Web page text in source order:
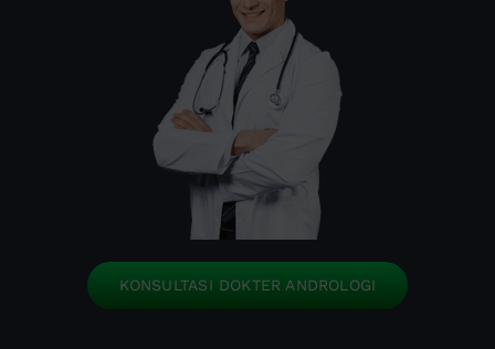
KONSULTASI DOKTER ANDROLOGI